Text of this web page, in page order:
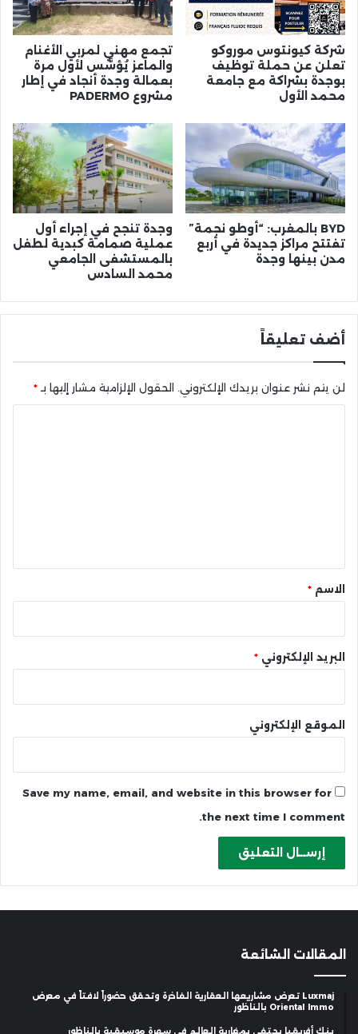
شركة كيونتوس موروكو
تعلن عن حملة توظيف
بوجدة بشراكة مع جامعة
محمد الأول
تجمع مهني لمربي الأغنام
والماعز يُؤسَّس لأول مرة
بعمالة وجدة أنجاد في إطار
مشروع PADERMO
BYD بالمغرب: “أوطو نجمة”
تفتتح مراكز جديدة في أربع
مدن بينها وجدة
وجدة تنجح في إجراء أول
عملية صمامة كبدية لطفل
بالمستشفى الجامعي
محمد السادس
أضف تعليقاً
لن يتم نشر عنوان بريدك الإلكتروني. الحقول الإلزامية مشار إليها بـ *
* الاسم *
البريد الإلكتروني *
الموقع الإلكتروني
Save my name, email, and website in this browser for
the next time I comment.
المقالات الشائعة
Luxmaj تعرض مشاريعها العقارية الفاخرة وتحقق حضوراً لافتاً في معرض
Oriental Immo بالناظور
بنك أفريقيا يحتفي بمغاربة العالم في سهرة موسيقية بالناظور